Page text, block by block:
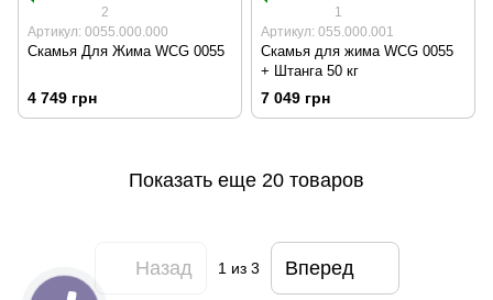
2
Артикул: 0055.000.000
Скамья Для Жима WCG 0055
4 749 грн
1
Артикул: 055.000.001
Скамья для жима WCG 0055
+ Штанга 50 кг
7 049 грн
Показать еще 20 товаров
Назад 1из 3 Вперед